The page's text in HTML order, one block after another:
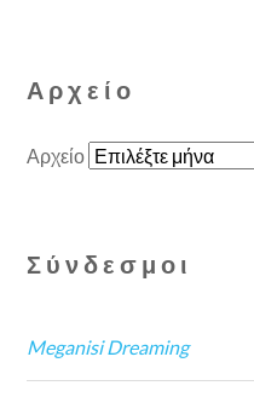
Αρχείο
Αρχείο
Σύνδεσμοι
Meganisi Dreaming